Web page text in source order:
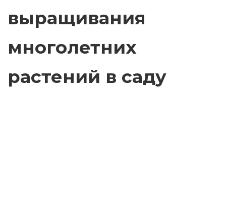
выращивания
многолетних
растений в саду